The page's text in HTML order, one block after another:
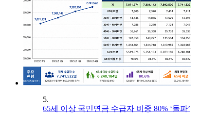
5.
65세 이상 국민연금 수급자 비중 80% ‘돌파’